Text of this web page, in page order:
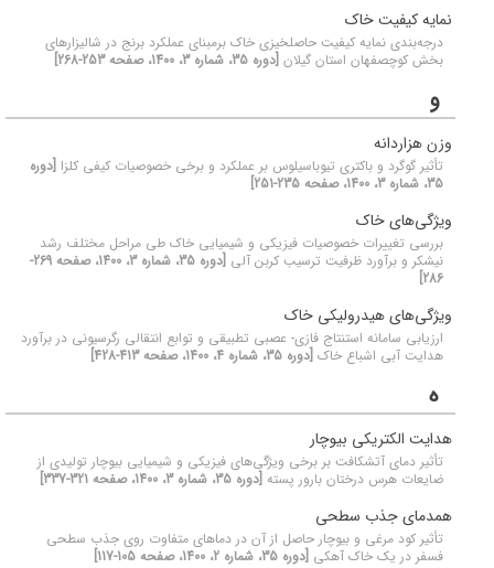
نمایه کیفیت خاک
درجه‌بندی نمایه کیفیت حاصلخیزی خاک برمبنای عملکرد برنج در شالیزارهای
بخش کوچصفهان استان گیلان [دوره 35، شماره 3، 1400، صفحه 253-268]
و
وزن هزاردانه
تأثیر گوگرد و باکتری تیوباسیلوس بر عملکرد و برخی خصوصیات کیفی کلزا [دوره
35، شماره 3، 1400، صفحه 235-251]
ویژگی‌های خاک
بررسی تغییرات خصوصیات فیزیکی و شیمیایی خاک طی مراحل مختلف رشد
نیشکر و برآورد ظرفیت ترسیب کربن آلی
[دوره 35، شماره 3، 1400، صفحه 269-
286]
ویژگی‌های هیدرولیکی خاک
ارزیابی سامانه استنتاج فازی- عصبی تطبیقی و توابع انتقالی رگرسیونی در برآورد
هدایت آبی اشباع خاک [دوره 35، شماره 4، 1400، صفحه 413-428]
ه
هدایت الکتریکی بیوچار
تأثیر دمای آتشکافت بر برخی ویژگی‌های فیزیکی و شیمیایی بیوچار تولیدی از
ضایعات هرس درختان بارور پسته [دوره 35، شماره 3، 1400، صفحه 321-337]
همدمای جذب سطحی
تأثیر کود مرغی و بیوچار حاصل از آن در دماهای متفاوت روی جذب سطحی
فسفر در یک خاک آهکی [دوره 35، شماره 2، 1400، صفحه 105-117]